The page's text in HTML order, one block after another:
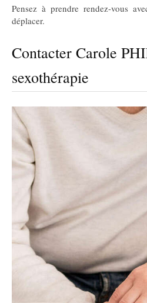
Pensez à prendre rendez-vous
déplacer.
Contacter Carole
sexothérapie